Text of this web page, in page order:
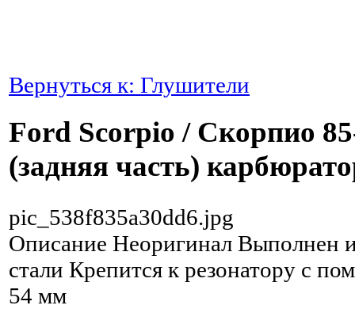
Вернуться к: Глушители
Ford Scorpio / Скорпио
(задняя часть)
pic_538f835a30dd6.jpg
Описание Неоригинал Выполнен
стали Крепится к резонатору с
54 мм